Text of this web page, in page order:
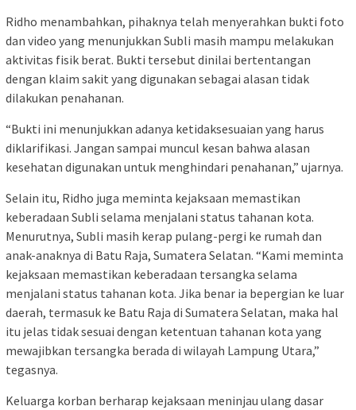
Ridho menambahkan, pihaknya telah menyerahkan bukti foto
dan video yang menunjukkan Subli masih mampu melakukan
aktivitas fisik berat. Bukti tersebut dinilai bertentangan
dengan klaim sakit yang digunakan sebagai alasan tidak
dilakukan penahanan.
“Bukti ini menunjukkan adanya ketidaksesuaian yang harus
diklarifikasi. Jangan sampai muncul kesan bahwa alasan
kesehatan digunakan untuk menghindari penahanan,” ujarnya.
Selain itu, Ridho juga meminta kejaksaan memastikan
keberadaan Subli selama menjalani status tahanan kota.
Menurutnya, Subli masih kerap pulang-pergi ke rumah dan
anak-anaknya di Batu Raja, Sumatera Selatan. “Kami meminta
kejaksaan memastikan keberadaan tersangka selama
menjalani status tahanan kota. Jika benar ia bepergian ke luar
daerah, termasuk ke Batu Raja di Sumatera Selatan, maka hal
itu jelas tidak sesuai dengan ketentuan tahanan kota yang
mewajibkan tersangka berada di wilayah Lampung Utara,”
tegasnya.
Keluarga korban berharap kejaksaan meninjau ulang dasar